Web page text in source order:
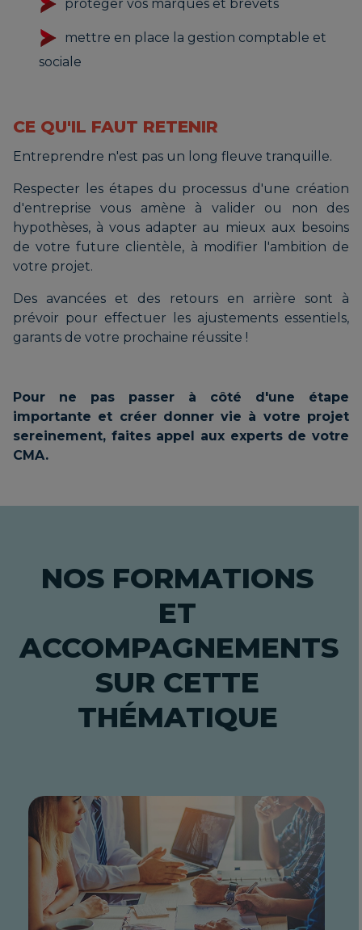
protéger vos marques et brevets
mettre en place la gestion comptable et
sociale
CE QU'IL FAUT RETENIR
Entreprendre n'est pas un long fleuve tranquille.
Respecter les étapes du processus d'une création
d'entreprise vous amène à valider ou non des
hypothèses, à vous adapter au mieux aux besoins
de votre future clientèle, à modifier l'ambition de
votre projet.
Des avancées et des retours en arrière sont à
prévoir pour effectuer les ajustements essentiels,
garants de votre prochaine réussite !
Pour ne pas passer à côté d'une étape
importante et créer donner vie à votre projet
sereinement, faites appel aux experts de votre
CMA.
NOS FORMATIONS
ET
ACCOMPAGNEMENTS
SUR CETTE
THÉMATIQUE